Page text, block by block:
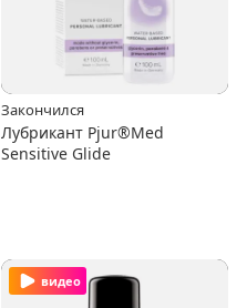
Закончился
Лубрикант Pjur®Med
Sensitive Glide
видео